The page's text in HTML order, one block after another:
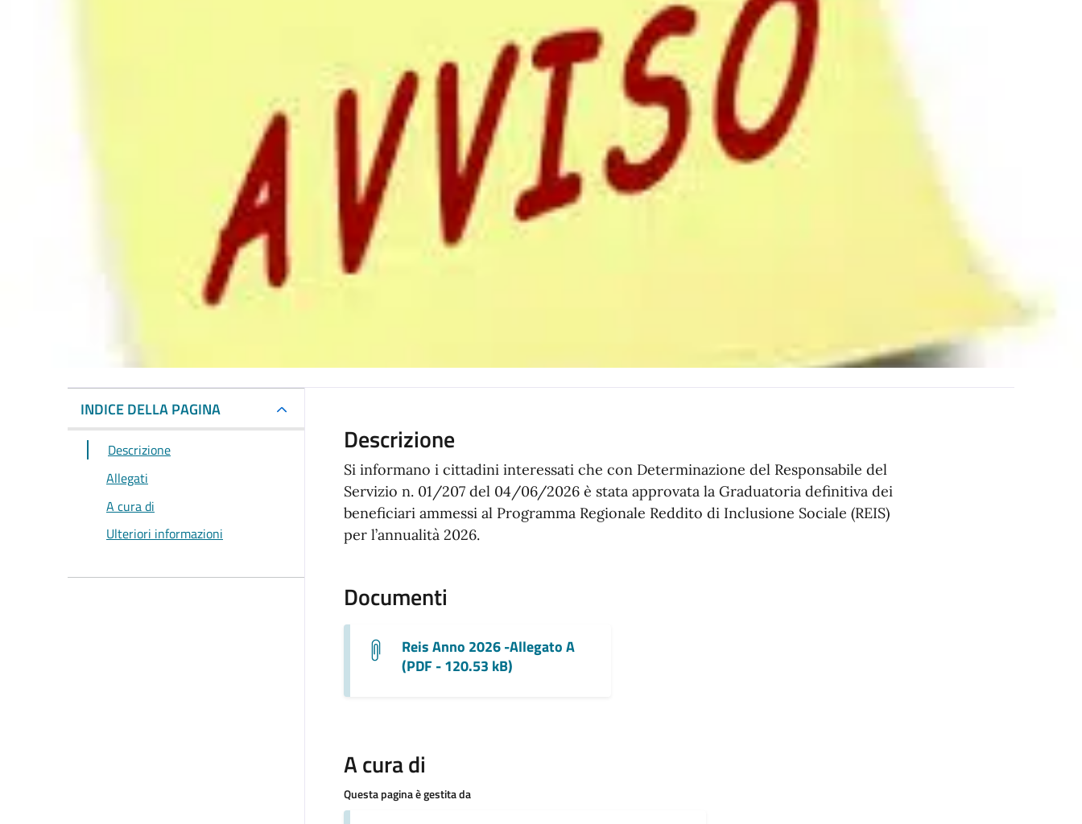
INDICE DELLA PAGINA
Descrizione
Allegati
A cura di
Ulteriori informazioni
Descrizione
Si informano i cittadini interessati che con Determinazione del Responsabile del
Servizio n. 01/207 del 04/06/2026 è stata approvata la Graduatoria definitiva dei
beneficiari ammessi al Programma Regionale Reddito di Inclusione Sociale (REIS)
per l’annualità 2026.
Documenti
Reis Anno 2026 -Allegato A
(PDF - 120.53 kB)
A cura di
Questa pagina è gestita da